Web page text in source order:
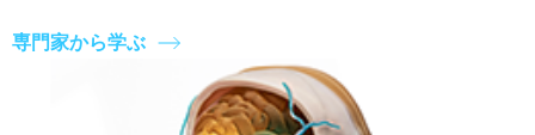
専門家から学ぶ